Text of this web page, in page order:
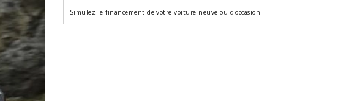
Simulez le financement de votre voiture neuve ou d'occasion